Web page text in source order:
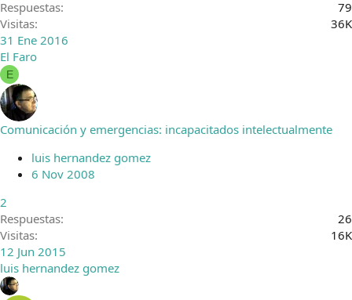
Respuestas
79
Visitas
36K
31 Ene 2016
El Faro
E
Comunicación y emergencias: incapacitados intelectualmente
luis hernandez gomez
6 Nov 2008
2
Respuestas
26
Visitas
16K
12 Jun 2015
luis hernandez gomez